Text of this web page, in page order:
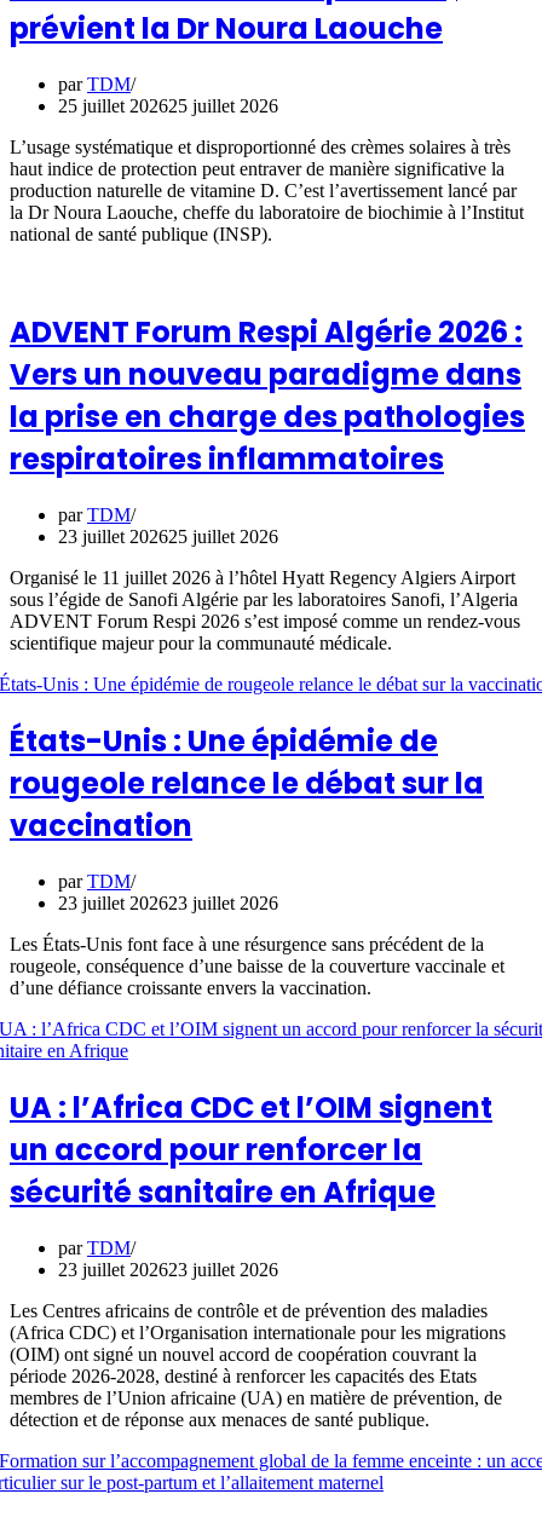
prévient la Dr Noura Laouche
parTDM
25 juillet 202625 juillet 2026
L’usage systématique et disproportionné des crèmes solaires à très
haut indice de protection peut entraver de manière significative la
production naturelle de vitamine D. C’est l’avertissement lancé par
la Dr Noura Laouche, cheffe du laboratoire de biochimie à l’Institut
national de santé publique (INSP).
ADVENT Forum Respi Algérie 2026 :
Vers un nouveau paradigme dans
la prise en charge des pathologies
respiratoires inflammatoires
parTDM
23 juillet 202625 juillet 2026
Organisé le 11 juillet 2026 à l’hôtel Hyatt Regency Algiers Airport
sous l’égide de Sanofi Algérie par les laboratoires Sanofi, l’Algeria
ADVENT Forum Respi 2026 s’est imposé comme un rendez-vous
scientifique majeur pour la communauté médicale.
États-Unis : Une épidémie de
rougeole relance le débat sur la
vaccination
parTDM
23 juillet 202623 juillet 2026
Les États-Unis font face à une résurgence sans précédent de la
rougeole, conséquence d’une baisse de la couverture vaccinale et
d’une défiance croissante envers la vaccination.
UA : l’Africa CDC et l’OIM signent
un accord pour renforcer la
sécurité sanitaire en Afrique
parTDM
23 juillet 202623 juillet 2026
Les Centres africains de contrôle et de prévention des maladies
(Africa CDC) et l’Organisation internationale pour les migrations
(OIM) ont signé un nouvel accord de coopération couvrant la
période 2026-2028, destiné à renforcer les capacités des Etats
membres de l’Union africaine (UA) en matière de prévention, de
détection et de réponse aux menaces de santé publique.